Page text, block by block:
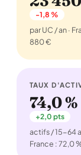
-1,8 %
par UC / an ·
880 €
TAUX
74,0 %
+2,0 pts
actifs / 15-64
France : 72,0